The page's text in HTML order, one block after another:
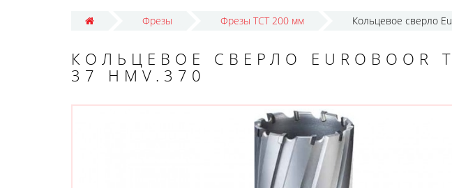
Фрезы Фрезы ТСТ 200 мм Кольцевое сверло
КОЛЬЦЕВОЕ СВЕРЛО
37 HMV.370